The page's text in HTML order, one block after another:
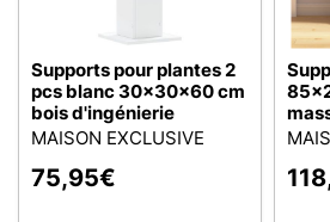
Supports pour plantes 2
pcs blanc 30x30x60 cm
bois d'ingénierie
MAISON EXCLUSIVE
75,95€